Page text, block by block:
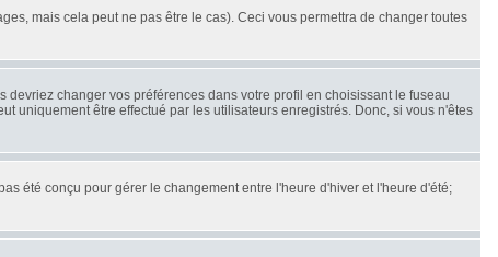
mais cela peut ne pas être le cas). Ceci vous permettra de changer toutes
changer vos préférences dans votre profil en choisissant le fuseau
uniquement être effectué par les utilisateurs enregistrés. Donc, si vous n'êtes
été conçu pour gérer le changement entre l'heure d'hiver et l'heure d'été;